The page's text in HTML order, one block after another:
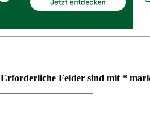
Erforderliche Felder sind mit*